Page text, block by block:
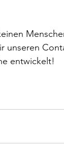
entwickelt!